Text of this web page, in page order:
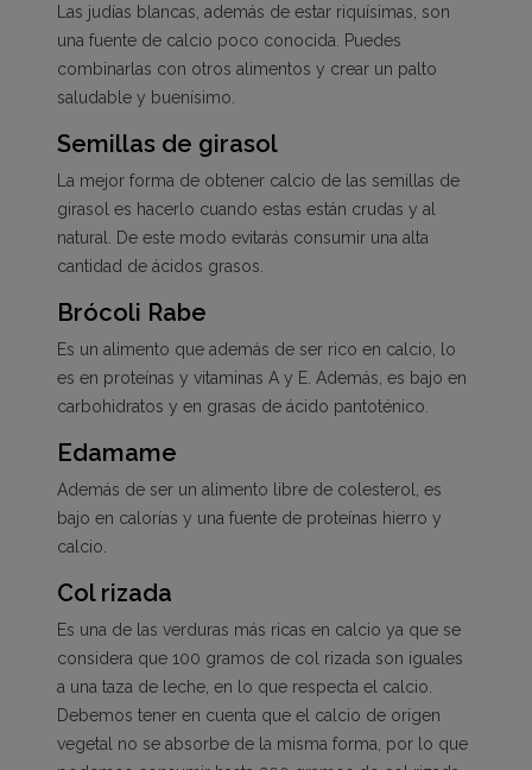
Las judías blancas, además de estar riquísimas, son
una fuente de calcio poco conocida. Puedes
combinarlas con otros alimentos y crear un palto
saludable y buenísimo.
Semillas de girasol
La mejor forma de obtener calcio de las semillas de
girasol es hacerlo cuando estas están crudas y al
natural. De este modo evitarás consumir una alta
cantidad de ácidos grasos.
Brócoli Rabe
Es un alimento que además de ser rico en calcio, lo
es en proteínas y vitaminas A y E. Además, es bajo en
carbohidratos y en grasas de ácido pantoténico.
Edamame
Además de ser un alimento libre de colesterol, es
bajo en calorías y una fuente de proteínas hierro y
calcio.
Col rizada
Es una de las verduras más ricas en calcio ya que se
considera que 100 gramos de col rizada son iguales
a una taza de leche, en lo que respecta el calcio.
Debemos tener en cuenta que el calcio de origen
vegetal no se absorbe de la misma forma, por lo que